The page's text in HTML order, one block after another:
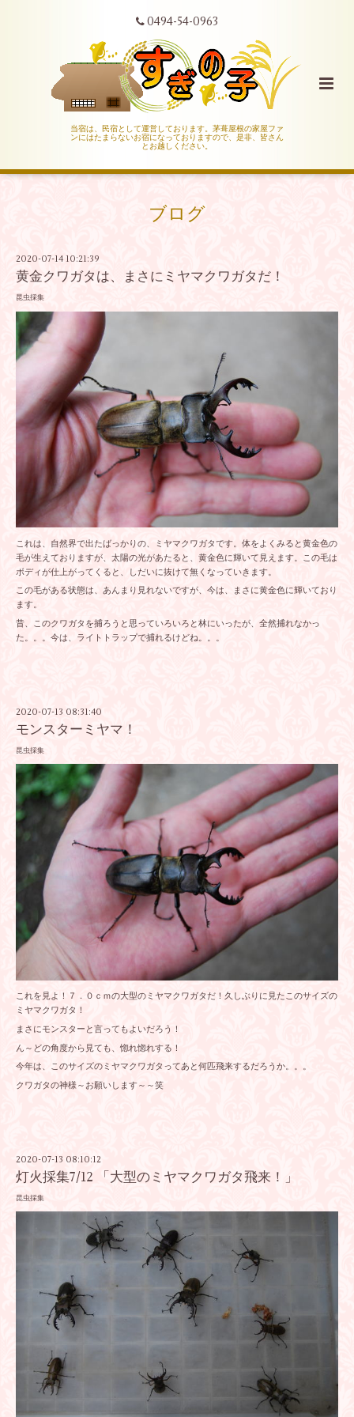
0494-54-0963
当宿は、民宿として運営しております。茅葺屋根の家屋ファ
ンにはたまらないお宿になっておりますので、是非、皆さん
とお越しください。
ブログ
2020-07-14 10:21:39
黄金クワガタは、まさにミヤマクワガタだ！
昆虫採集
これは、自然界で出たばっかりの、ミヤマクワガタです。体をよくみると黄金色の
毛が生えておりますが、太陽の光があたると、黄金色に輝いて見えます。この毛は
ボディが仕上がってくると、しだいに抜けて無くなっていきます。
この毛がある状態は、あんまり見れないですが、今は、まさに黄金色に輝いており
ます。
昔、このクワガタを捕ろうと思っていろいろと林にいったが、全然捕れなかっ
た。。。今は、ライトトラップで捕れるけどね。。。
2020-07-13 08:31:40
モンスターミヤマ！
昆虫採集
これを見よ！７．０ｃｍの大型のミヤマクワガタだ！久しぶりに見たこのサイズの
ミヤマクワガタ！
まさにモンスターと言ってもよいだろう！
ん～どの角度から見ても、惚れ惚れする！
今年は、このサイズのミヤマクワガタってあと何匹飛来するだろうか。。。
クワガタの神様～お願いします～～笑
2020-07-13 08:10:12
灯火採集7/12 「大型のミヤマクワガタ飛来！」
昆虫採集